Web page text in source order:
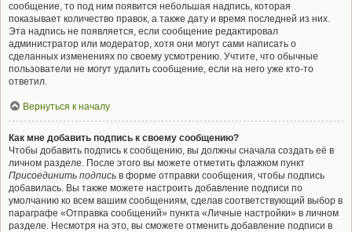
сообщение, то под ним появится небольшая надпись, которая
показывает количество правок, а также дату и время последней из них.
Эта надпись не появляется, если сообщение редактировал
администратор или модератор, хотя они могут сами написать о
сделанных изменениях по своему усмотрению. Учтите, что обычные
пользователи не могут удалить сообщение, если на него уже кто-то
ответил.
Вернуться к началу
Как мне добавить подпись к своему сообщению?
Чтобы добавить подпись к сообщению, вы должны сначала создать её в
личном разделе. После этого вы можете отметить флажком пункт
Присоединить подпись в форме отправки сообщения, чтобы подпись
добавилась. Вы также можете настроить добавление подписи по
умолчанию ко всем вашим сообщениям, сделав соответствующий выбор в
параграфе «Отправка сообщений» пункта «Личные настройки» в личном
разделе. Несмотря на это, вы сможете отменить добавление подписи в